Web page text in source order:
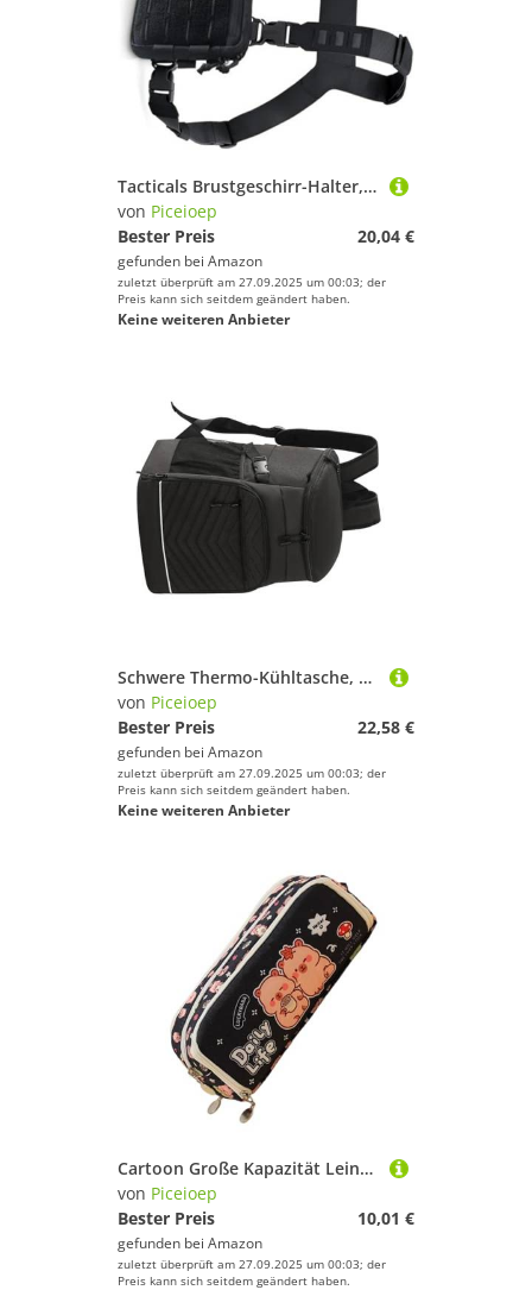
Tacticals Brustgeschirr-Halter, Weste, Brusttasche, Outdoor-Tasche für Workout, Taktik-Rig-Pack
von Piceioep
Bester Preis
20,04 €
gefunden bei Amazon
zuletzt überprüft am 27.09.2025 um 00:03; der
Preis kann sich seitdem geändert haben.
Keine weiteren Anbieter
Schwere Thermo-Kühltasche, Doppelriemen, isolierte Rucksäcke, Kältehaltung, Picknicks für Wandern, Reisen, bequeme Rückenkühler
von Piceioep
Bester Preis
22,58 €
gefunden bei Amazon
zuletzt überprüft am 27.09.2025 um 00:03; der
Preis kann sich seitdem geändert haben.
Keine weiteren Anbieter
Cartoon Große Kapazität Leinwand Federmäppchen Multi Fach für Schule Büro Reise Kosmetik Aufbewahrungstasche Leinwand Federmäppchen Klassenzimmer Essential, Schwarz
von Piceioep
Bester Preis
10,01 €
gefunden bei Amazon
zuletzt überprüft am 27.09.2025 um 00:03; der
Preis kann sich seitdem geändert haben.